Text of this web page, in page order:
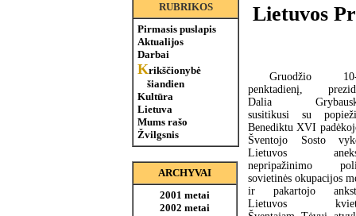
RUBRIKOS
Pirmasis puslapis
Aktualijos
Darbai
Krikščionybė
šiandien
Kultūra
Lietuva
Mums rašo
Žvilgsnis
ARCHYVAI
2001 metai
2002 metai
Lietuvos
Gruodžio 10-
penktadienį,
Dalia
susitikusi su
Benediktu XVI
Šventojo Sosto
Lietuvos
nepripažinimo
sovietinės okupacijos
ir pakartojo
Lietuvos